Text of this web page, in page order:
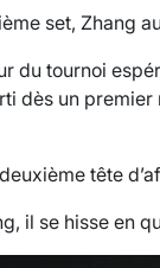
set, Zhang
du tournoi
dès un
tête
il se hisse en